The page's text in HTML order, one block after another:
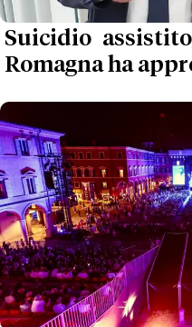
Suicidio
Romagna ha